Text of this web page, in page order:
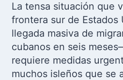
La tensa situación que
frontera sur de Estados
llegada masiva de
cubanos en seis
requiere medidas
muchos isleños que se